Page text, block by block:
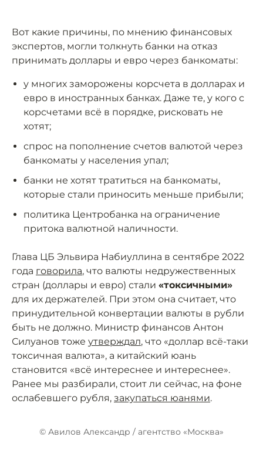
Вот какие причины, по мнению финансовых
экспертов, могли толкнуть банки на отказ
принимать доллары и евро через банкоматы:
у многих заморожены корсчета в долларах и
евро в иностранных банках. Даже те, у кого с
корсчетами всё в порядке, рисковать не
хотят;
спрос на пополнение счетов валютой через
банкоматы у населения упал;
банки не хотят тратиться на банкоматы,
которые стали приносить меньше прибыли;
политика Центробанка на ограничение
притока валютной наличности.
Глава ЦБ Эльвира Набиуллина в сентябре 2022
года говорила, что валюты недружественных
стран (доллары и евро) стали «токсичными»
для их держателей. При этом она считает, что
принудительной конвертации валюты в рубли
быть не должно. Министр финансов Антон
Силуанов тоже утверждал, что «доллар всё-таки
токсичная валюта», а китайский юань
становится «всё интереснее и интереснее».
Ранее мы разбирали, стоит ли сейчас, на фоне
ослабевшего рубля, закупаться юанями.
© Авилов Александр / агентство «Москва»